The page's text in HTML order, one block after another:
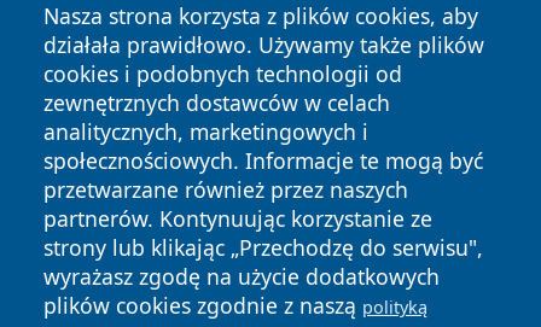
Nasza strona korzysta z plików cookies, aby
działała prawidłowo. Używamy także plików
cookies i podobnych technologii od
zewnętrznych dostawców w celach
analitycznych, marketingowych i
społecznościowych. Informacje te mogą być
przetwarzane również przez naszych
partnerów. Kontynuując korzystanie ze
strony lub klikając „Przechodzę do serwisu",
wyrażasz zgodę na użycie dodatkowych
plików cookies zgodnie z naszą polityką
Copyright © 2026 bedzinski24.pl Wszystkie prawa
zastrzeżone.